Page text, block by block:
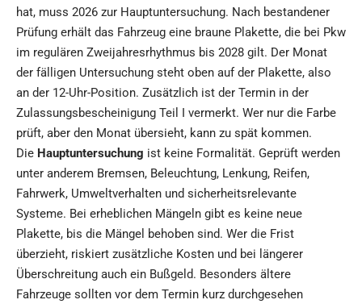
hat, muss 2026 zur Hauptuntersuchung. Nach bestandener
Prüfung erhält das Fahrzeug eine braune Plakette, die bei Pkw
im regulären Zweijahresrhythmus bis 2028 gilt. Der Monat
der fälligen Untersuchung steht oben auf der Plakette, also
an der 12-Uhr-Position. Zusätzlich ist der Termin in der
Zulassungsbescheinigung Teil I vermerkt. Wer nur die Farbe
prüft, aber den Monat übersieht, kann zu spät kommen.
Die Hauptuntersuchung ist keine Formalität. Geprüft werden
unter anderem Bremsen, Beleuchtung, Lenkung, Reifen,
Fahrwerk, Umweltverhalten und sicherheitsrelevante
Systeme. Bei erheblichen Mängeln gibt es keine neue
Plakette, bis die Mängel behoben sind. Wer die Frist
überzieht, riskiert zusätzliche Kosten und bei längerer
Überschreitung auch ein Bußgeld. Besonders ältere
Fahrzeuge sollten vor dem Termin kurz durchgesehen